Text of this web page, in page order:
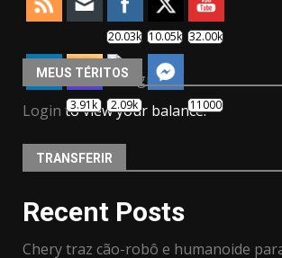
20.03k 10.05k 32.00k
3.91k 2.09k 11000
MEUS TÉRITOS
Login to view your balance.
TRANSFERIR
Recent Posts
Chery traz cão-robô e humanoide